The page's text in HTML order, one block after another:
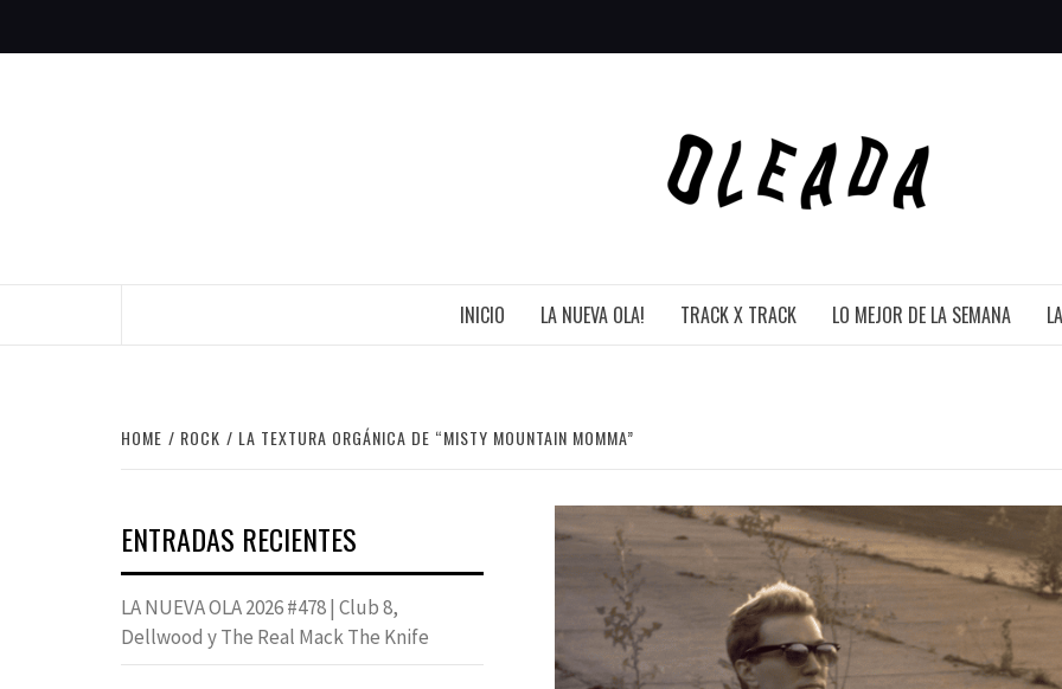
INICIO LA NUEVA OLA! TRACK X TRACK LO MEJOR DE LA SEMANA
HOME ROCK LA TEXTURA ORGÁNICA DE “MISTY MOUNTAIN MOMMA”
ENTRADAS RECIENTES
LA NUEVA OLA 2026 #478 | Club 8,
Dellwood y The Real Mack The Knife